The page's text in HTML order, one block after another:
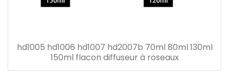
hd1005 hd1006 hd1007 hd2007b 70ml 80ml 130ml
150ml flacon diffuseur à roseaux